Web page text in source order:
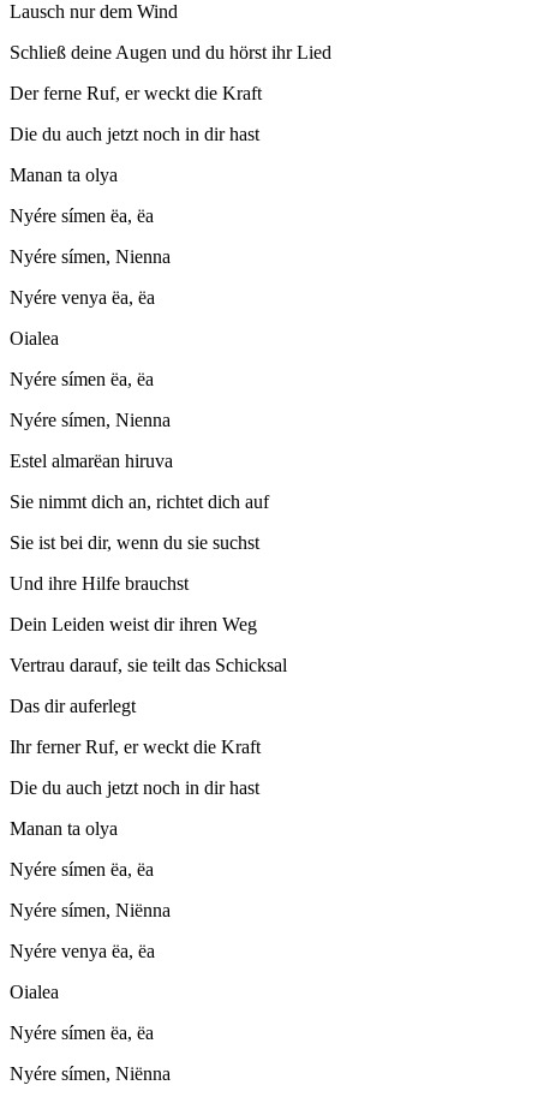
Lausch nur dem Wind
Schließ deine Augen und du hörst ihr Lied
Der ferne Ruf, er weckt die Kraft
Die du auch jetzt noch in dir hast
Manan ta olya
Nyére símen ëa, ëa
Nyére símen, Nienna
Nyére venya ëa, ëa
Oialea
Nyére símen ëa, ëa
Nyére símen, Nienna
Estel almarëan hiruva
Sie nimmt dich an, richtet dich auf
Sie ist bei dir, wenn du sie suchst
Und ihre Hilfe brauchst
Dein Leiden weist dir ihren Weg
Vertrau darauf, sie teilt das Schicksal
Das dir auferlegt
Ihr ferner Ruf, er weckt die Kraft
Die du auch jetzt noch in dir hast
Manan ta olya
Nyére símen ëa, ëa
Nyére símen, Niënna
Nyére venya ëa, ëa
Oialea
Nyére símen ëa, ëa
Nyére símen, Niënna